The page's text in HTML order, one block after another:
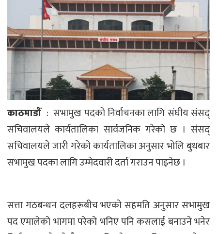
काठमाडौँ: सभामुख पदको निर्वाचनका लागि संघीय संसद्‍
सचिवालयले कार्यतालिका सार्वजनिक गरेको छ । संसद्‍
सचिवालयले जारी गरेको कार्यतालिका अनुसार भोलि बुधबार
सभामुख पदका लागि उम्मेदवारी दर्ता गराउन पाइनेछ ।
सत्ता गठबन्धन दलहरूबीच भएको सहमति अनुसार सभामुख
पद एमालेको भागमा परेको भनिए पनि कसलाई बनाउने भनेर